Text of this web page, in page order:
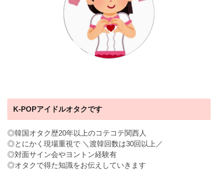
K-POPアイドルオタクです
◎韓国オタク歴20年以上のコテコテ関西人
◎とにかく現場重視で ＼渡韓回数は30回以上／
◎対面サイン会やヨントン経験有
◎オタクで得た知識をお伝えしていきます